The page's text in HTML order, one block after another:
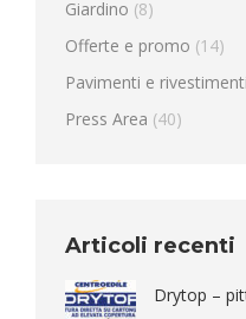
Giardino (8)
Offerte e promo (14)
Pavimenti e rivestimenti
Press Area (40)
Articoli recenti
Drytop –